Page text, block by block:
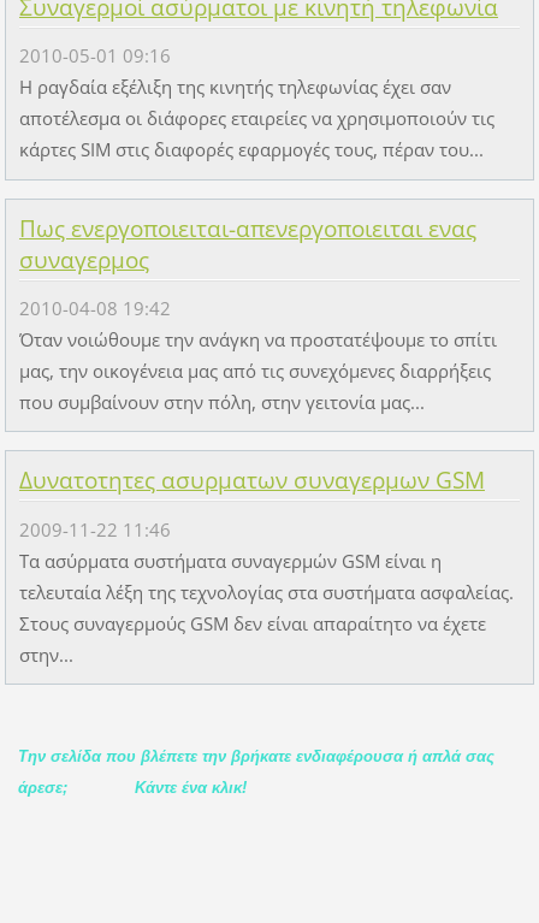
Συναγερμοί ασύρματοι με κινητή τηλεφωνία
2010-05-01 09:16
Η ραγδαία εξέλιξη της κινητής τηλεφωνίας έχει σαν
αποτέλεσμα οι διάφορες εταιρείες να χρησιμοποιούν τις
κάρτες SIM στις διαφορές εφαρμογές τους, πέραν του...
Πως ενεργοποιειται-απενεργοποιειται ενας
συναγερμος
2010-04-08 19:42
Όταν νοιώθουμε την ανάγκη να προστατέψουμε το σπίτι
μας, την οικογένεια μας από τις συνεχόμενες διαρρήξεις
που συμβαίνουν στην πόλη, στην γειτονία μας...
Δυνατοτητες ασυρματων συναγερμων GSM
2009-11-22 11:46
Τα ασύρματα συστήματα συναγερμών GSM είναι η
τελευταία λέξη της τεχνολογίας στα συστήματα ασφαλείας.
Στους συναγερμούς GSM δεν είναι απαραίτητο να έχετε
στην...
Την σελίδα που βλέπετε την βρήκατε ενδιαφέρουσα ή απλά σας
άρεσε; Κάντε ένα κλικ!